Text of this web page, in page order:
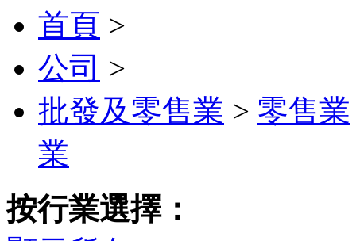
首頁 >
公司 >
批發及零售業 > 零售業
業
按行業選擇：